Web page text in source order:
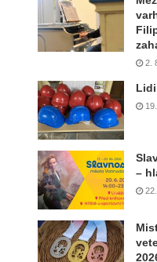
2.
–